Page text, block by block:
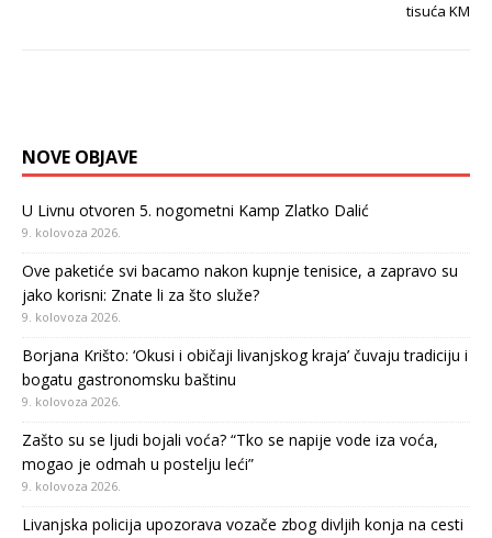
tisuća KM
NOVE OBJAVE
U Livnu otvoren 5. nogometni Kamp Zlatko Dalić
9. kolovoza 2026.
Ove paketiće svi bacamo nakon kupnje tenisice, a zapravo su
jako korisni: Znate li za što služe?
9. kolovoza 2026.
Borjana Krišto: ‘Okusi i običaji livanjskog kraja’ čuvaju tradiciju i
bogatu gastronomsku baštinu
9. kolovoza 2026.
Zašto su se ljudi bojali voća? “Tko se napije vode iza voća,
mogao je odmah u postelju leći”
9. kolovoza 2026.
Livanjska policija upozorava vozače zbog divljih konja na cesti